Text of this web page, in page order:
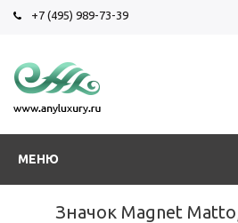
+7 (495) 989-73-39
МЕНЮ
Значок Magnet